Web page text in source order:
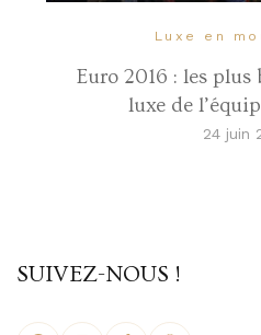
Luxe en
Euro 2016 : les plus
luxe de
24 juin
SUIVEZ-NOUS !